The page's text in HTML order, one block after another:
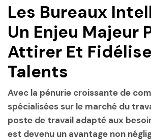
Les Bureaux
Un Enjeu Majeur
Attirer Et
Talents
Avec la pénurie croissante de
spécialisées sur le marché du
poste de travail adapté aux
est devenu un avantage non